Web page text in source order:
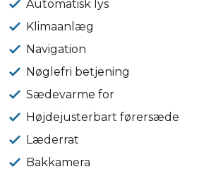
Automatisk lys
Klimaanlæg
Navigation
Nøglefri betjening
Sædevarme for
Højdejusterbart førersæde
Læderrat
Bakkamera